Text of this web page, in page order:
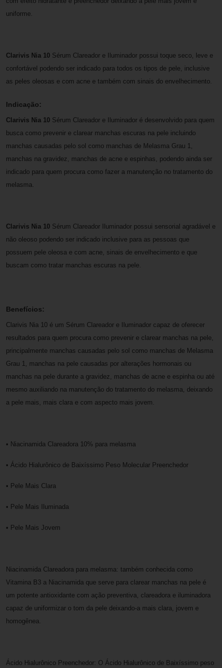
uniforme.
Clarivis Nia 10 Sérum Clareador e Iluminador possui toque seco, leve e
confortável podendo ser indicado para todos os tipos de pele, inclusive
as peles oleosas e com acne e também com sinais do envelhecimento.
Indicação:
Clarivis Nia 10 Sérum Clareador e Iluminador é desenvolvido para quem
busca como prevenir e clarear manchas escuras na pele incluindo
manchas causadas pelo sol como manchas de Melasma Grau 1,
manchas na gravidez, manchas de acne e espinhas, podendo ainda ser
indicado para quem procura como fazer a manutenção no tratamento do
melasma.
Clarivis Nia 10 Sérum Clareador Iluminador possui sensorial agradável e
não oleoso podendo ser indicado inclusive para as pessoas que
possuem pele oleosa e com acne, sinais de envelhecimento e que
buscam como tratar manchas escuras na pele.
Benefícios:
Clarivis Nia 10 é um Sérum Clareador e Iluminador capaz de oferecer
resultados para quem procura como prevenir e clarear manchas na pele,
principalmente manchas causadas pelo sol como manchas de Melasma
Grau 1, manchas na pele causadas por alterações hormonais ou
manchas na pele durante a gravidez, manchas de acne e espinha ou até
mesmo auxiliando na manutenção do tratamento do melasma, deixando
a pele mais, mais clara e com aspecto mais jovem.
• Niacinamida Clareadora 10% para melasma
• Ácido Hialurônico de Baixíssimo Peso Molecular Preenchedor
• Pele Mais Clara
• Pele Mais Iluminada
• Pele Mais Jovem
Niacinamida Clareadora para melasma: também conhecida como
Vitamina B3 a Niacinamida que serve para clarear manchas na pele é
um potente antioxidante com ação preventiva, clareadora e iluminadora
capaz de uniformizar o tom da pele deixando-a mais clara, jovem e
homogênea.
Ácido Hialurônico Preenchedor: O Ácido Hialurônico de Baixíssimo peso